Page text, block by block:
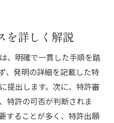
を詳しく解説
、明確で一貫した手順を踏
、発明の詳細を記載した特
提出します。次に、特許審
特許の可否が判断されま
することが多く、特許出願